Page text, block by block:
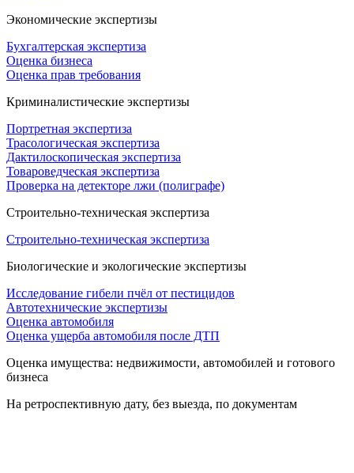
Экономические экспертизы
Бухгалтерская экспертиза
Оценка бизнеса
Оценка прав требования
Криминалистические экспертизы
Портретная экспертиза
Трасологическая экспертиза
Дактилоскопическая экспертиза
Товароведческая экспертиза
Проверка на детекторе лжи (полиграфе)
Строительно-техническая экспертиза
Строительно-техническая экспертиза
Биологические и экологические экспертизы
Исследование гибели пчёл от пестицидов
Автотехнические экспертизы
Оценка автомобиля
Оценка ущерба автомобиля после ДТП
Оценка имущества: недвижимости, автомобилей и готового
бизнеса
На ретроспективную дату, без выезда, по документам